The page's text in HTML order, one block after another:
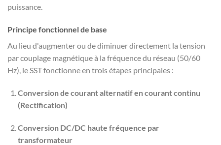
puissance.
Principe fonctionnel de base
Au lieu d'augmenter ou de diminuer directement la tension
par couplage magnétique à la fréquence du réseau (50/60
Hz), le SST fonctionne en trois étapes principales :
Conversion de courant alternatif en courant continu
(Rectification)
Conversion DC/DC haute fréquence par
transformateur